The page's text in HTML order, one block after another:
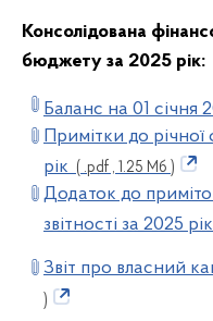
Консолідована
бюджету за 2025 рік:
Баланс на 01 січня
Примітки до річної
рік ( .pdf , 1.25 Мб )
Додаток до
звітності за 2025 рік
Звіт про власний
)